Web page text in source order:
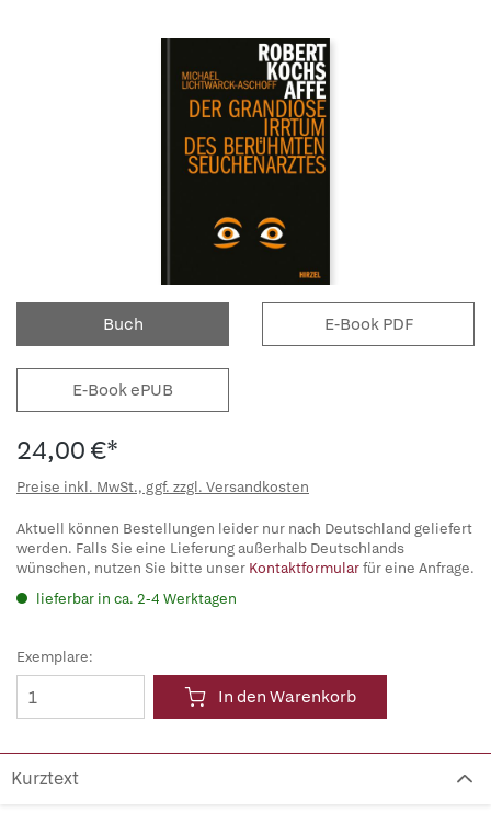
Buch E-Book PDF
E-Book ePUB
24,00 €*
Preise inkl. MwSt., ggf. zzgl. Versandkosten
Aktuell können Bestellungen leider nur nach Deutschland geliefert
werden. Falls Sie eine Lieferung außerhalb Deutschlands
wünschen, nutzen Sie bitte unser Kontaktformularfür eine Anfrage.
lieferbar in ca. 2-4 Werktagen
Exemplare:
In den Warenkorb
Kurztext